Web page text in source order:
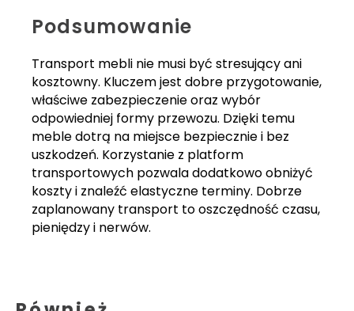
Podsumowanie
Transport mebli nie musi być stresujący ani
kosztowny. Kluczem jest dobre przygotowanie,
właściwe zabezpieczenie oraz wybór
odpowiedniej formy przewozu. Dzięki temu
meble dotrą na miejsce bezpiecznie i bez
uszkodzeń. Korzystanie z platform
transportowych pozwala dodatkowo obniżyć
koszty i znaleźć elastyczne terminy. Dobrze
zaplanowany transport to oszczędność czasu,
pieniędzy i nerwów.